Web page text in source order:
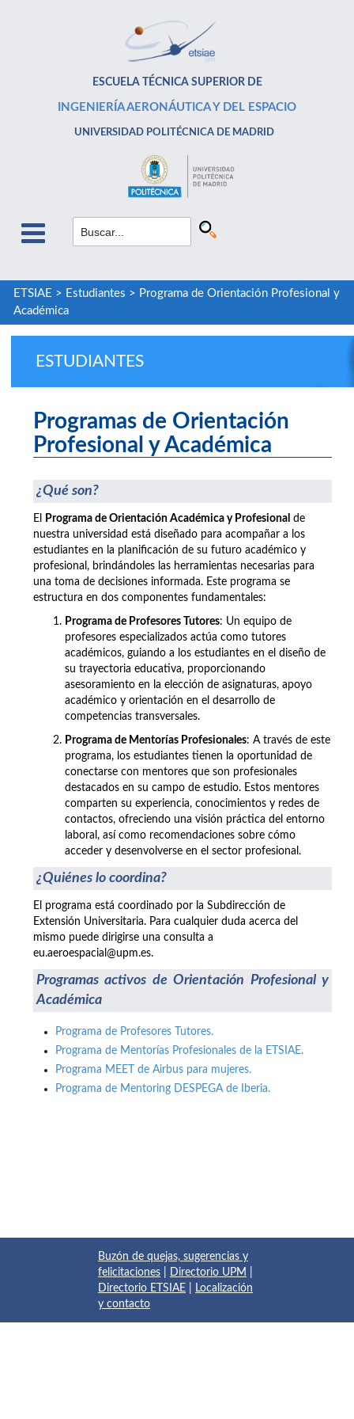
ESCUELA TÉCNICA SUPERIOR DE
INGENIERÍA AERONÁUTICA Y DEL ESPACIO
UNIVERSIDAD POLITÉCNICA DE MADRID
ETSIAE > Estudiantes > Programa de Orientación Profesional y
Académica
ESTUDIANTES
Programas de Orientación
Profesional y Académica
¿Qué son?
El Programa de Orientación Académica y Profesional de
nuestra universidad está diseñado para acompañar a los
estudiantes en la planificación de su futuro académico y
profesional, brindándoles las herramientas necesarias para
una toma de decisiones informada. Este programa se
estructura en dos componentes fundamentales:
Programa de Profesores Tutores: Un equipo de
profesores especializados actúa como tutores
académicos, guiando a los estudiantes en el diseño de
su trayectoria educativa, proporcionando
asesoramiento en la elección de asignaturas, apoyo
académico y orientación en el desarrollo de
competencias transversales.
Programa de Mentorías Profesionales: A través de este
programa, los estudiantes tienen la oportunidad de
conectarse con mentores que son profesionales
destacados en su campo de estudio. Estos mentores
comparten su experiencia, conocimientos y redes de
contactos, ofreciendo una visión práctica del entorno
laboral, así como recomendaciones sobre cómo
acceder y desenvolverse en el sector profesional.
¿Quiénes lo coordina?
El programa está coordinado por la Subdirección de
Extensión Universitaria. Para cualquier duda acerca del
mismo puede dirigirse una consulta a
eu.aeroespacial@upm.es.
Programas activos de Orientación Profesional y
Académica
Programa de Profesores Tutores.
Programa de Mentorías Profesionales de la ETSIAE.
Programa MEET de Airbus para mujeres.
Programa de Mentoring DESPEGA de Iberia.
Buzón de quejas, sugerencias y
felicitaciones
Directorio UPM
Directorio ETSIAE
Localización
y contacto